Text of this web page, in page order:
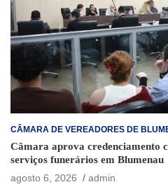
CÂMARA DE VEREADORES DE
Câmara aprova credenciamento
serviços funerários em Blumenau
agosto 6, 2026
admin